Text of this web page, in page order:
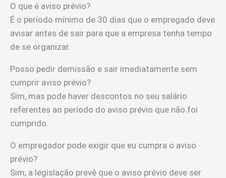
O que é aviso prévio?
É o período mínimo de 30 dias que o empregado deve
avisar antes de sair para que a empresa tenha tempo
de se organizar.
Posso pedir demissão e sair imediatamente sem
cumprir aviso prévio?
Sim, mas pode haver descontos no seu salário
referentes ao período do aviso prévio que não foi
cumprido.
O empregador pode exigir que eu cumpra o aviso
prévio?
Sim, a legislação prevê que o aviso prévio deve ser